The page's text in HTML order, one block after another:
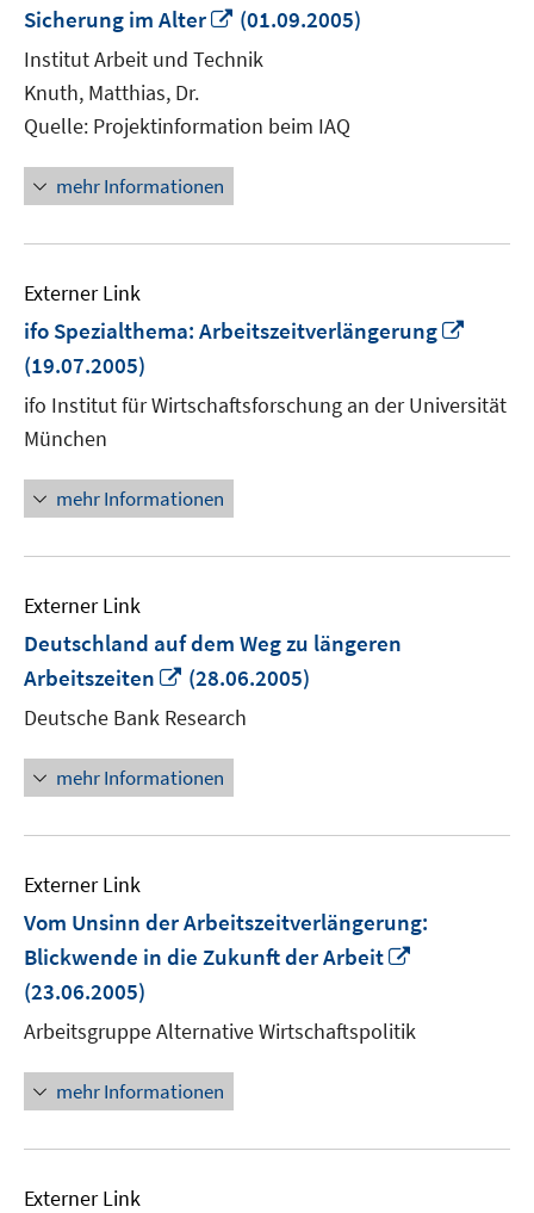
Sicherung im Alter
In
neuem
Fenster
(01.09.2005)
Institut Arbeit und Technik
Knuth, Matthias, Dr.
Quelle: Projektinformation beim IAQ
mehr Informationen
Externer Link
ifo Spezialthema: Arbeitszeitverlängerung
öffnen
(19.07.2005)
ifo Institut für Wirtschaftsforschung an der Universität
München
mehr Informationen
Externer Link
Deutschland auf dem Weg zu längeren
Arbeitszeiten
In
neuem
Fenster
öffnen
(28.06.2005)
Deutsche Bank Research
mehr Informationen
Externer Link
Vom Unsinn der Arbeitszeitverlängerung:
Blickwende in die Zukunft der Arbeit
öffnen
(23.06.2005)
Arbeitsgruppe Alternative Wirtschaftspolitik
mehr Informationen
Externer Link